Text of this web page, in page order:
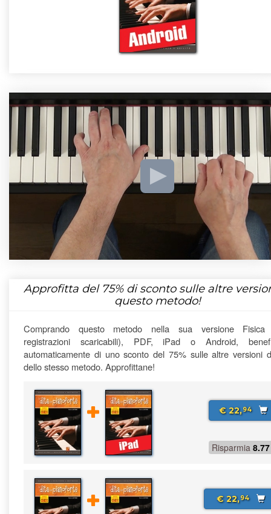
Approfitta del 75%di sconto sulle altre
questo metodo!
Comprando questo metodo nella sua versione Fisica
registrazioni scaricabili), PDF, iPad o Android,
automaticamente di uno sconto del 75% sulle altre versioni
dello stesso metodo. Approfittane!
€ 22,94
Risparmia 8.77
€ 22,94